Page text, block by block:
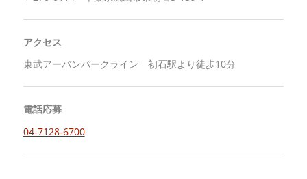
アクセス
東武アーバンパークライン 初石駅より徒歩10分
電話応募
04-7128-6700